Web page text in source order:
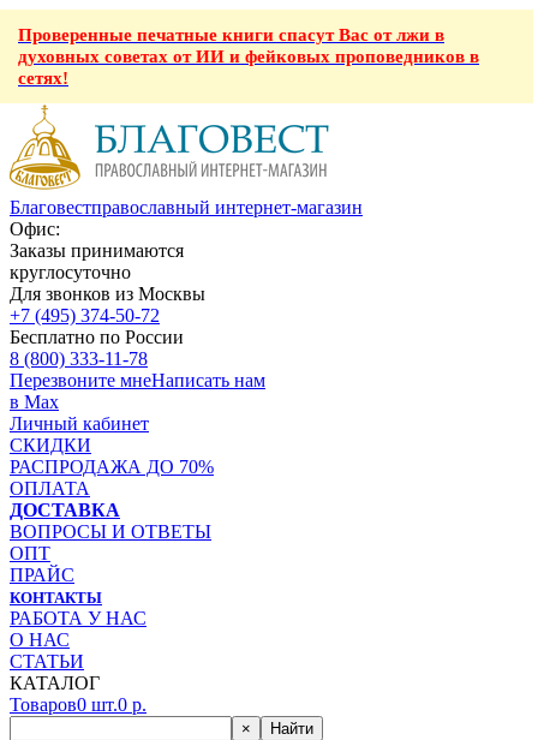
Проверенные печатные книги спасут Вас от лжи в
духовных советах от ИИ и фейковых проповедников в
сетях!
Благовестправославный интернет-магазин
Офис:
Заказы принимаются
круглосуточно
Для звонков из Москвы
+7 (495) 374-50-72
Бесплатно по России
8 (800) 333-11-78
Перезвоните мнеНаписать нам
в Max
Личный кабинет
СКИДКИ
РАСПРОДАЖА ДО 70%
ОПЛАТА
ДОСТАВКА
ВОПРОСЫ И ОТВЕТЫ
ОПТ
ПРАЙС
КОНТАКТЫ
РАБОТА У НАС
О НАС
СТАТЬИ
КАТАЛОГ
Товаров0 шт.0 р.
× Найти